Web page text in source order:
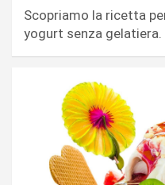
Scopriamo la ricetta
yogurt senza